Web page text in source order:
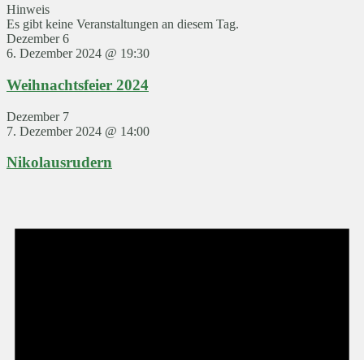
Hinweis
Es gibt keine Veranstaltungen an diesem Tag.
Dezember 6
6. Dezember 2024 @ 19:30
Weihnachtsfeier 2024
Dezember 7
7. Dezember 2024 @ 14:00
Nikolausrudern